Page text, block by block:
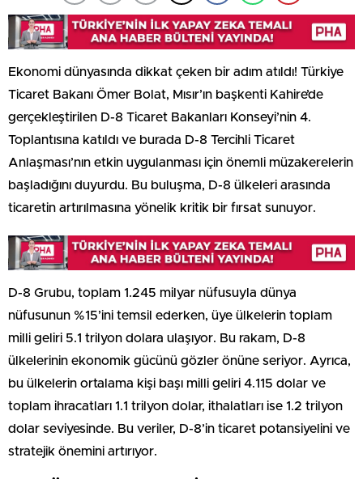
Ekonomi dünyasında dikkat çeken bir adım atıldı! Türkiye
Ticaret Bakanı Ömer Bolat, Mısır’ın başkenti Kahire’de
gerçekleştirilen D-8 Ticaret Bakanları Konseyi’nin 4.
Toplantısına katıldı ve burada D-8 Tercihli Ticaret
Anlaşması’nın etkin uygulanması için önemli müzakerelerin
başladığını duyurdu. Bu buluşma, D-8 ülkeleri arasında
ticaretin artırılmasına yönelik kritik bir fırsat sunuyor.
D-8 Grubu, toplam 1.245 milyar nüfusuyla dünya
nüfusunun %15’ini temsil ederken, üye ülkelerin toplam
milli geliri 5.1 trilyon dolara ulaşıyor. Bu rakam, D-8
ülkelerinin ekonomik gücünü gözler önüne seriyor. Ayrıca,
bu ülkelerin ortalama kişi başı milli geliri 4.115 dolar ve
toplam ihracatları 1.1 trilyon dolar, ithalatları ise 1.2 trilyon
dolar seviyesinde. Bu veriler, D-8’in ticaret potansiyelini ve
stratejik önemini artırıyor.